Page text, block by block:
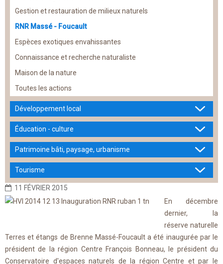
Gestion et restauration de milieux naturels
RNR Massé - Foucault
Espèces exotiques envahissantes
Connaissance et recherche naturaliste
Maison de la nature
Toutes les actions
Développement local
Éducation - culture
Patrimoine bâti, paysage, urbanisme
Tourisme
11 FÉVRIER 2015
En décembre
dernier, la
réserve naturelle
Terres et étangs de Brenne Massé-Foucault a été inaugurée par le
président de la région Centre François Bonneau, le président du
Conservatoire d'espaces naturels de la région Centre et par le